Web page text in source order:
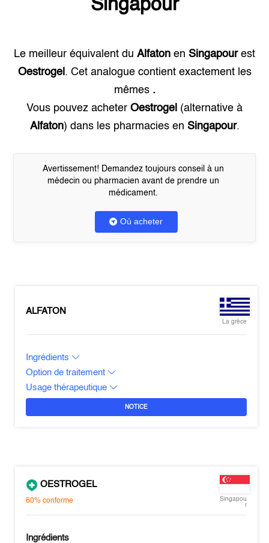
Singapour
Le meilleur équivalent du Alfaton en Singapourest
Oestrogel . Cet analogue contient exactement les
mêmes .
Vous pouvez acheter Oestrogel (alternative à
Alfaton) dans les pharmacies en Singapour.
Avertissement! Demandez toujours conseil à un
médecin ou pharmacien avant de prendre un
médicament.
Où acheter
ALFATON
La grèce
Ingrédients
Option de traitement
Usage thérapeutique
NOTICE
OESTROGEL
60%conforme
Singapou
r
Ingrédients